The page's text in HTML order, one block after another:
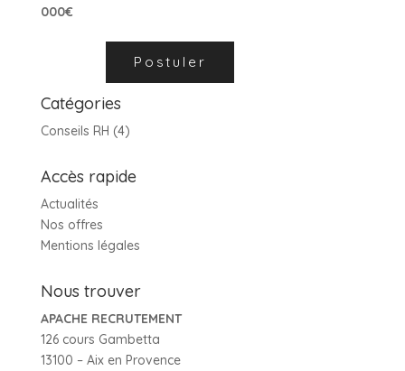
000€
Catégories
Conseils RH (4)
Accès rapide
Actualités
Nos offres
Mentions légales
Nous trouver
APACHE RECRUTEMENT
126 cours Gambetta
13100 – Aix en Provence